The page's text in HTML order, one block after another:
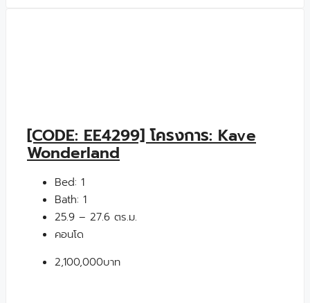
[CODE: EE4299] โครงการ: Kave
Wonderland
Bed: 1
Bath: 1
25.9 – 27.6 ตร.ม.
คอนโด
2,100,000บาท